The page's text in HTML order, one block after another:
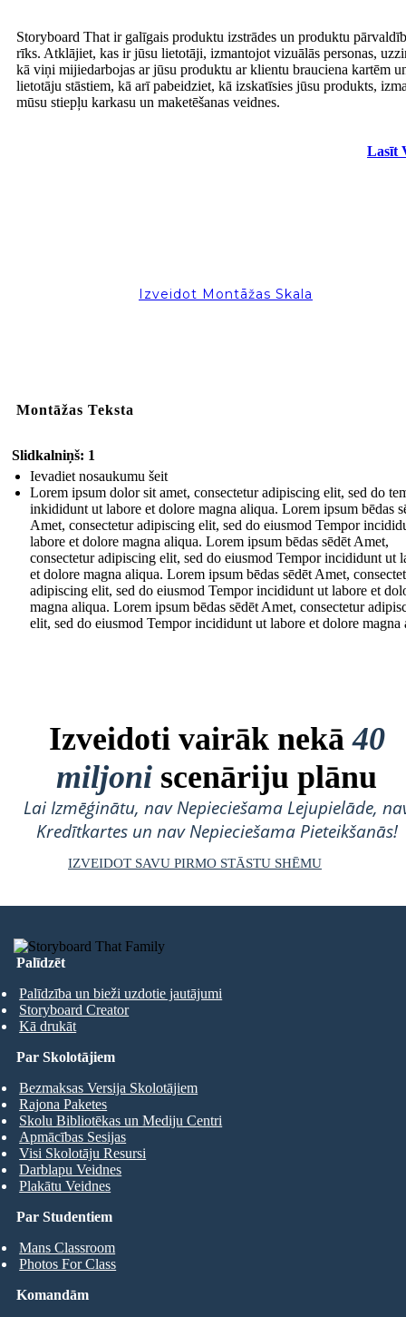
Storyboard That ir galīgais produktu izstrādes un produktu
rīks. Atklājiet, kas ir jūsu lietotāji, izmantojot vizuālās personas,
kā viņi mijiedarbojas ar jūsu produktu ar klientu brauciena kartēm
lietotāju stāstiem, kā arī pabeidziet, kā izskatīsies jūsu produkts,
mūsu stiepļu karkasu un maketēšanas veidnes.
Lasīt
Izveidot Montāžas Skala
Montāžas Teksta
Slidkalniņš: 1
Ievadiet nosaukumu šeit
Lorem ipsum dolor sit amet, consectetur adipiscing elit, sed do
inkididunt ut labore et dolore magna aliqua. Lorem ipsum bēdas
Amet, consectetur adipiscing elit, sed do eiusmod Tempor
labore et dolore magna aliqua. Lorem ipsum bēdas sēdēt Amet,
consectetur adipiscing elit, sed do eiusmod Tempor incididunt ut
et dolore magna aliqua. Lorem ipsum bēdas sēdēt Amet,
adipiscing elit, sed do eiusmod Tempor incididunt ut labore et
magna aliqua. Lorem ipsum bēdas sēdēt Amet, consectetur
elit, sed do eiusmod Tempor incididunt ut labore et dolore magna
Izveidoti vairāk nekā40
miljoni scenāriju plānu
Lai Izmēģinātu, nav Nepieciešama Lejupielāde,
Kredītkartes un nav Nepieciešama Pieteikšanās!
IZVEIDOT SAVU PIRMO STĀSTU SHĒMU
Palīdzēt
Palīdzība un bieži uzdotie jautājumi
Storyboard Creator
Kā drukāt
Par Studentiem
Mans Classroom
Photos For Class
Par Skolotājiem
Bezmaksas Versija Skolotājiem
Rajona Paketes
Skolu Bibliotēkas un Mediju Centri
Apmācības Sesijas
Visi Skolotāju Resursi
Darblapu Veidnes
Plakātu Veidnes
Komandām